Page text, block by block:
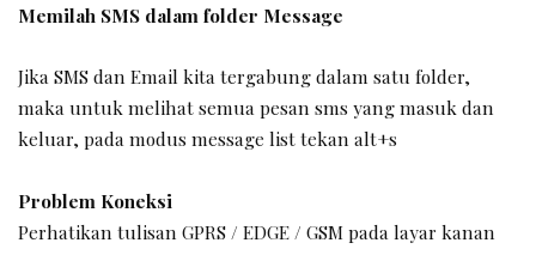
Memilah SMS dalam folder Message
Jika SMS dan Email kita tergabung dalam satu folder,
maka untuk melihat semua pesan sms yang masuk dan
keluar, pada modus message list tekan alt+s
Problem Koneksi
Perhatikan tulisan GPRS / EDGE / GSM pada layar kanan